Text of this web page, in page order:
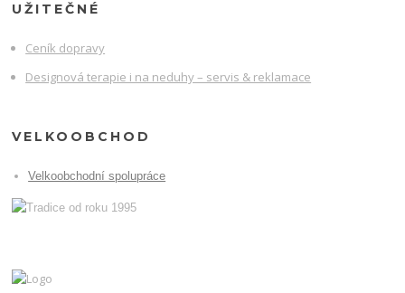
UŽITEČNÉ
Ceník dopravy
Designová terapie i na neduhy – servis & reklamace
VELKOOBCHOD
Velkoobchodní spolupráce